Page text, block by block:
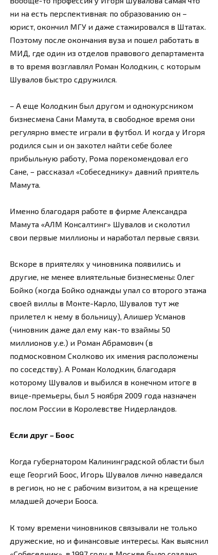
ни на есть перспективная: по образованию он –
юрист, окончил МГУ и даже стажировался в Штатах.
Поэтому после окончания вуза и пошел работать в
МИД, где один из отделов правового департамента
в то время возглавлял Роман Колодкин, с которым
Шувалов быстро сдружился.
– А еще Колодкин был другом и однокурсником
бизнесмена Сани Мамута, в свободное время они
регулярно вместе играли в футбол. И когда у Игоря
родился сын и он захотел найти себе более
прибыльную работу, Рома порекомендовал его
Сане, – рассказал «Собеседнику» давний приятель
Мамута.
Именно благодаря работе в фирме Александра
Мамута «АЛМ Консалтинг» Шувалов и сколотил
свои первые миллионы и наработал первые связи.
Вскоре в приятелях у чиновника появились и
другие, не менее влиятельные бизнесмены: Олег
Бойко (когда Бойко однажды упал со второго этажа
своей виллы в Монте-Карло, Шувалов тут же
прилетел к нему в больницу), Алишер Усманов
(чиновник даже дал ему как-то взаймы 50
миллионов у.е.) и Роман Абрамович (в
подмосковном Сколково их имения расположены
по соседству). А Роман Колодкин, благодаря
которому Шувалов и выбился в конечном итоге в
вице-премьеры, был 5 ноября 2009 года назначен
послом России в Королевстве Нидерландов.
Если друг – Боос
Когда губернатором Калининградской области был
еще Георгий Боос, Игорь Шувалов лично наведался
в регион, но не с рабочим визитом, а на крещение
младшей дочери Бооса.
К тому времени чиновников связывали не только
дружеские, но и финансовые интересы. Как выяснил